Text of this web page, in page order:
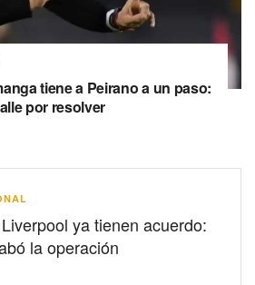
tiene a Peirano a un paso:
por resolver
ya tienen acuerdo:
la operación